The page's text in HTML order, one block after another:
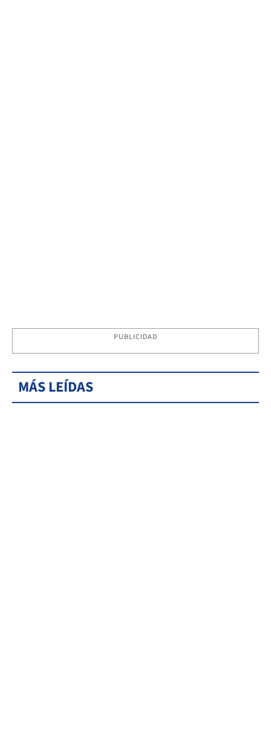
PUBLICIDAD
MÁS LEÍDAS